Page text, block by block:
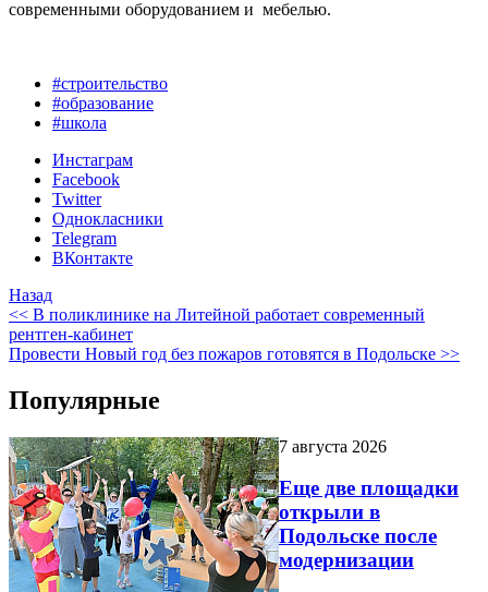
современными оборудованием и мебелью.
#строительство
#образование
#школа
Инстаграм
Facebook
Twitter
Однокласники
Telegram
ВКонтакте
Назад
<< В поликлинике на Литейной работает современный
рентген-кабинет
Провести Новый год без пожаров готовятся в Подольске >>
Популярные
7 августа 2026
Еще две площадки
открыли в
Подольске после
модернизации